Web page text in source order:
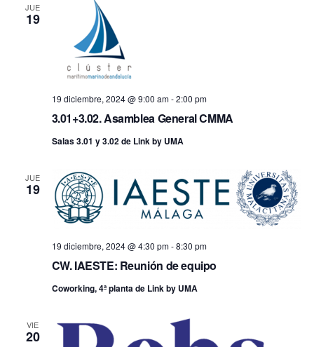
JUE
19
3.01+3.02. Asamblea General CMMA
19 diciembre, 2024 @ 9:00 am-2:00 pm
Salas 3.01 y 3.02 de Link by UMA
JUE
19
CW. IAESTE: Reunión de equipo
19 diciembre, 2024 @ 4:30 pm-8:30 pm
Coworking, 4ª planta de Link by UMA
VIE
20